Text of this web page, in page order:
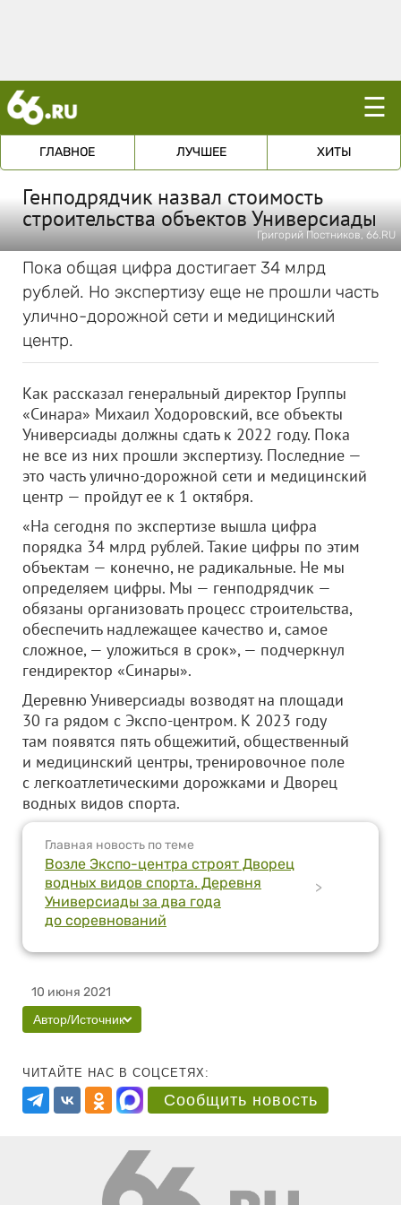
☰
ГЛАВНОЕ ЛУЧШЕЕ ХИТЫ
Генподрядчик назвал стоимость
строительства объектов Универсиады
Григорий Постников, 66.RU
Пока общая цифра достигает 34 млрд
рублей. Но экспертизу еще не прошли часть
улично-дорожной сети и медицинский
центр.
Как рассказал генеральный директор Группы
«Синара» Михаил Ходоровский, все объекты
Универсиады должны сдать к 2022 году. Пока
не все из них прошли экспертизу. Последние —
это часть улично-дорожной сети и медицинский
центр — пройдут ее к 1 октября.
«На сегодня по экспертизе вышла цифра
порядка 34 млрд рублей. Такие цифры по этим
объектам — конечно, не радикальные. Не мы
определяем цифры. Мы — генподрядчик —
обязаны организовать процесс строительства,
обеспечить надлежащее качество и, самое
сложное, — уложиться в срок», — подчеркнул
гендиректор «Синары».
Деревню Универсиады возводят на площади
30 га рядом с Экспо-центром. К 2023 году
там появятся пять общежитий, общественный
и медицинский центры, тренировочное поле
с легкоатлетическими дорожками и Дворец
водных видов спорта.
Главная новость по теме
Возле Экспо-центра строят Дворец
водных видов спорта. Деревня
Универсиады за два года
до соревнований
>
10 июня 2021
Автор/Источник
ЧИТАЙТЕ НАС В СОЦСЕТЯХ:
Сообщить новость